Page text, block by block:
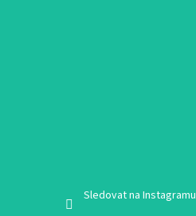
Sledovat na Instagramu